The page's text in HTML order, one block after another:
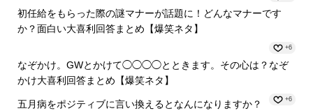
初任給をもらった際の謎マナーが話題に！どんなマナーです
か？面白い大喜利回答まとめ【爆笑ネタ】
+6
なぞかけ。GWとかけて◯◯◯◯とときます。その心は？なぞ
かけ大喜利回答まとめ【爆笑ネタ】
+6
五月病をポジティブに言い換えるとなんになりますか？